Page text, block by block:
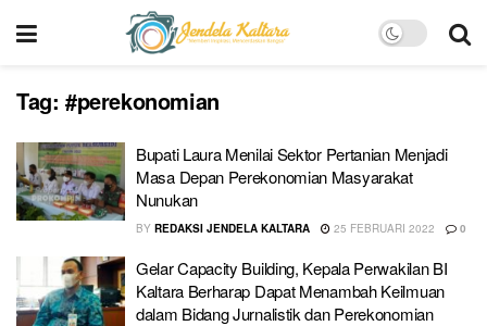
Tag: #perekonomian
Bupati Laura Menilai Sektor Pertanian Menjadi
Masa Depan Perekonomian Masyarakat
Nunukan
BY REDAKSI JENDELA KALTARA 25 FEBRUARI 2022 0
Gelar Capacity Building, Kepala Perwakilan BI
Kaltara Berharap Dapat Menambah Keilmuan
dalam Bidang Jurnalistik dan Perekonomian